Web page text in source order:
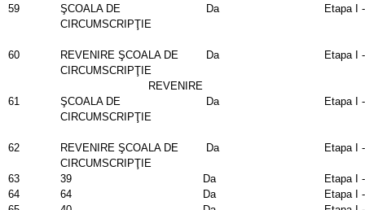
59
ŞCOALA DE
CIRCUMSCRIPŢIE
Da Etapa I
60
REVENIRE ŞCOALA DE
CIRCUMSCRIPŢIE
Da Etapa I
61
REVENIRE
ŞCOALA DE
CIRCUMSCRIPŢIE
Da Etapa I
62
REVENIRE ŞCOALA DE
CIRCUMSCRIPŢIE
Da Etapa I
63 39 Da
Etapa I
64
64 Da
Etapa I